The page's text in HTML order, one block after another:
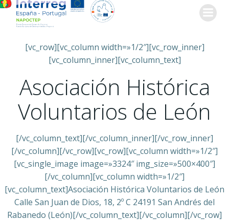
Saltar
[vc_row][vc_column width=»1/2″][vc_row_inner]
[vc_column_inner][vc_column_text]
Asociación Histórica
Voluntarios de León
[/vc_column_text][/vc_column_inner][/vc_row_inner]
[/vc_column][/vc_row][vc_row][vc_column width=»1/2″]
[vc_single_image image=»3324″ img_size=»500×400″]
[/vc_column][vc_column width=»1/2″]
[vc_column_text]Asociación Histórica Voluntarios de León
Calle San Juan de Dios, 18, 2º C 24191 San Andrés del
Rabanedo (León)[/vc_column_text][/vc_column][/vc_row]